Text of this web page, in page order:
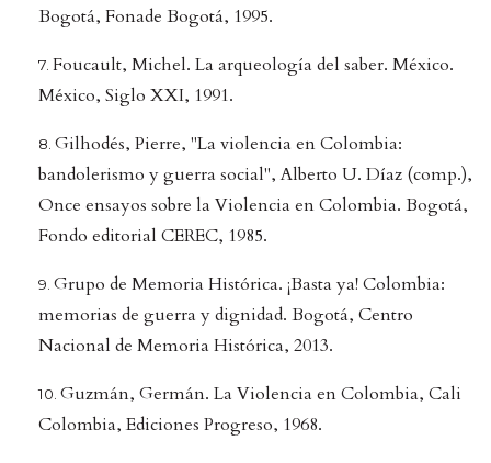
Bogotá, Fonade Bogotá, 1995.
Foucault, Michel. La arqueología del saber. México.
México, Siglo XXI, 1991.
Gilhodés, Pierre, "La violencia en Colombia:
bandolerismo y guerra social", Alberto U. Díaz (comp.),
Once ensayos sobre la Violencia en Colombia. Bogotá,
Fondo editorial CEREC, 1985.
Grupo de Memoria Histórica. ¡Basta ya! Colombia:
memorias de guerra y dignidad. Bogotá, Centro
Nacional de Memoria Histórica, 2013.
Guzmán, Germán. La Violencia en Colombia, Cali
Colombia, Ediciones Progreso, 1968.